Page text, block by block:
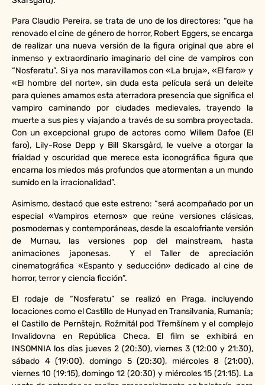
Para Claudio Pereira, se trata de uno de los directores: “que ha
renovado el cine de género de horror, Robert Eggers, se encarga
de realizar una nueva versión de la figura original que abre el
inmenso y extraordinario imaginario del cine de vampiros con
“Nosferatu”. Si ya nos maravillamos con «La bruja», «El faro» y
«El hombre del norte», sin duda esta película será un deleite
para quienes amamos esta aterradora presencia que significa el
vampiro caminando por ciudades medievales, trayendo la
muerte a sus pies y viajando a través de su sombra proyectada.
Con un excepcional grupo de actores como Willem Dafoe (El
faro), Lily-Rose Depp y Bill Skarsgård, le vuelve a otorgar la
frialdad y oscuridad que merece esta iconográfica figura que
encarna los miedos más profundos que atormentan a un mundo
sumido en la irracionalidad”.
Asimismo, destacó que este estreno: “será acompañado por un
especial «Vampiros eternos» que reúne versiones clásicas,
posmodernas y contemporáneas, desde la escalofriante versión
de Murnau, las versiones pop del mainstream, hasta
animaciones japonesas. Y el Taller de apreciación
cinematográfica «Espanto y seducción» dedicado al cine de
horror, terror y ciencia ficción”.
El rodaje de “Nosferatu” se realizó en Praga, incluyendo
locaciones como el Castillo de Hunyad en Transilvania, Rumanía;
el Castillo de Pernštejn, Rožmitál pod Třemšínem y el complejo
Invalidovna en República Checa. El film se exhibirá en
INSOMNIA los días jueves 2 (20:30), viernes 3 (12:00 y 21:30),
sábado 4 (19:00), domingo 5 (20:30), miércoles 8 (21:00),
viernes 10 (19:15), domingo 12 (20:30) y miércoles 15 (21:15). La